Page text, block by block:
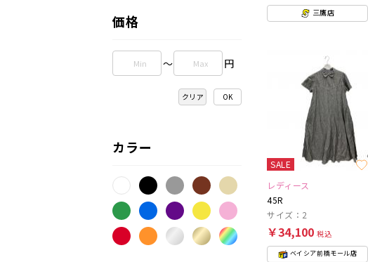
価格
～ 円
クリア
カラー
三鷹店
SALE
レディース
45R
サイズ：2
￥34,100 税込
ベイシア前橋モール店